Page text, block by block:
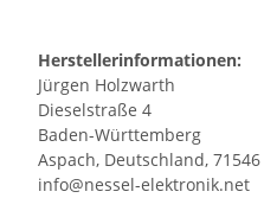
Herstellerinformationen:
Jürgen Holzwarth
Dieselstraße 4
Baden-Württemberg
Aspach, Deutschland, 71546
info@nessel-elektronik.net